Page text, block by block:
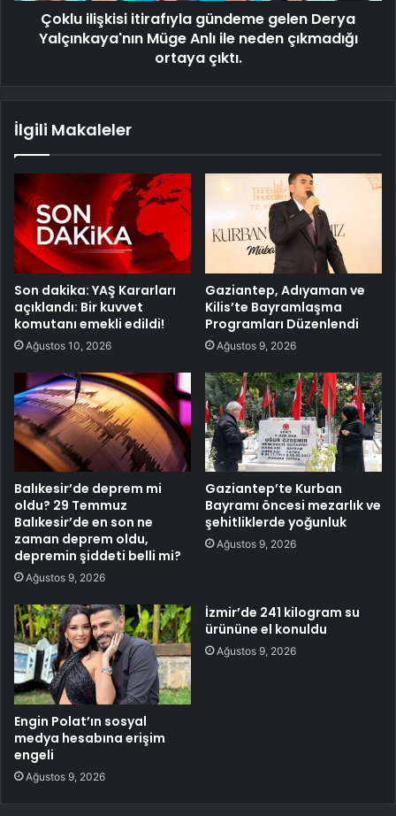
Çoklu ilişkisi itirafıyla gündeme gelen Derya
Yalçınkaya'nın Müge Anlı ile neden çıkmadığı
ortaya çıktı.
İlgili Makaleler
Son dakika: YAŞ Kararları
açıklandı: Bir kuvvet
komutanı emekli edildi!
Ağustos 10, 2026
Gaziantep, Adıyaman ve
Kilis’te Bayramlaşma
Programları Düzenlendi
Ağustos 9, 2026
Balıkesir’de deprem mi
oldu? 29 Temmuz
Balıkesir’de en son ne
zaman deprem oldu,
depremin şiddeti belli mi?
Ağustos 9, 2026
Gaziantep’te Kurban
Bayramı öncesi mezarlık ve
şehitliklerde yoğunluk
Ağustos 9, 2026
Engin Polat’ın sosyal
medya hesabına erişim
engeli
Ağustos 9, 2026
İzmir’de 241 kilogram su
ürününe el konuldu
Ağustos 9, 2026